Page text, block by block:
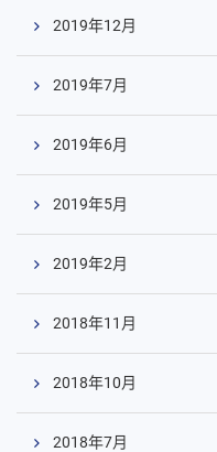
2019年12月
2019年7月
2019年6月
2019年5月
2019年2月
2018年11月
2018年10月
2018年7月